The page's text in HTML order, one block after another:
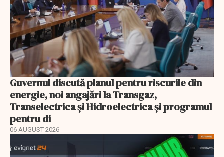
Guvernul discută planul pentru riscurile din
energie, noi angajări la Transgaz,
Transelectrica și Hidroelectrica și programul
pentru di
06 AUGUST 2026